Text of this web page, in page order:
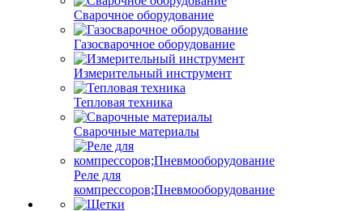
Сварочное оборудование
Газосварочное оборудование
Измерительный инструмент
Тепловая техника
Сварочные материалы
Реле для
компрессоров;Пневмооборудование